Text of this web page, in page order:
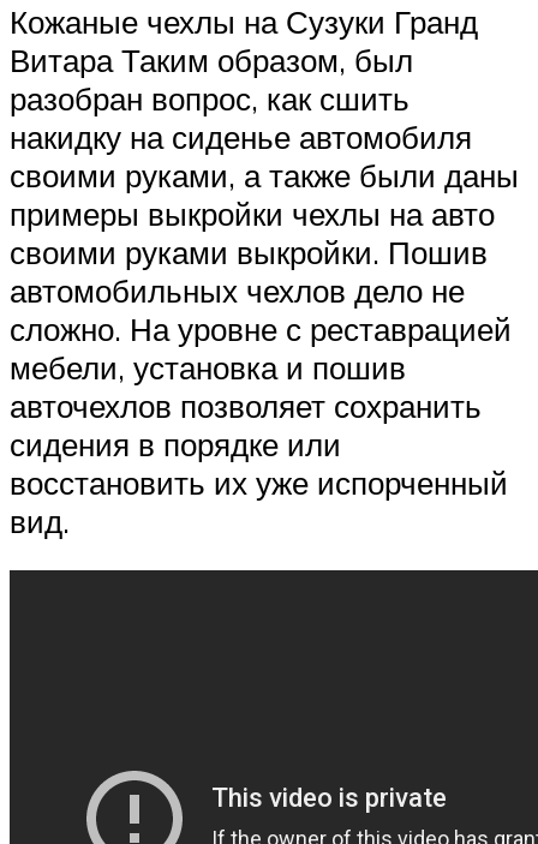
Кожаные чехлы на Сузуки Гранд
Витара Таким образом, был
разобран вопрос, как сшить
накидку на сиденье автомобиля
своими руками, а также были даны
примеры выкройки чехлы на авто
своими руками выкройки. Пошив
автомобильных чехлов дело не
сложно. На уровне с реставрацией
мебели, установка и пошив
авточехлов позволяет сохранить
сидения в порядке или
восстановить их уже испорченный
вид.